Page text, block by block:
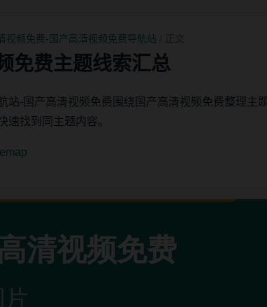
视频免费-国产高清视频免费导航站
免费主题线索汇总
站-国产高清视频免费围绕国产高清视频免费整理
速找到同主题内容。